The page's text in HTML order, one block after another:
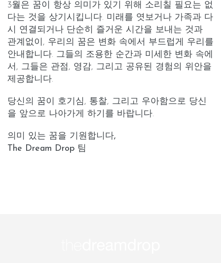
3월은 꿈이 항상 의미가 있기 위해 소리칠 필요는 없
다는 것을 상기시킵니다. 미래를 엿보거나 가족과 다
시 연결되거나 단순히 즐거운 시간을 보내는 것과
관계없이, 우리의 꿈은 변화 속에서 부드럽게 우리를
안내합니다. 그들의 조용한 순간과 미세한 변화 속에
서, 그들은 관점, 영감, 그리고 공유된 경험의 위안을
제공합니다.
당신의 꿈이 호기심, 통찰, 그리고 우아함으로 당신
을 앞으로 나아가게 하기를 바랍니다.
의미 있는 꿈을 기원합니다,
The Dream Drop 팀